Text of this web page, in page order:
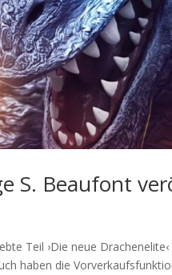
S. Beaufont
Teil ›Die neue Drachenelite‹
haben die